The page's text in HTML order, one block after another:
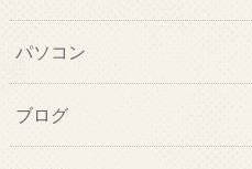
パソコン
ブログ